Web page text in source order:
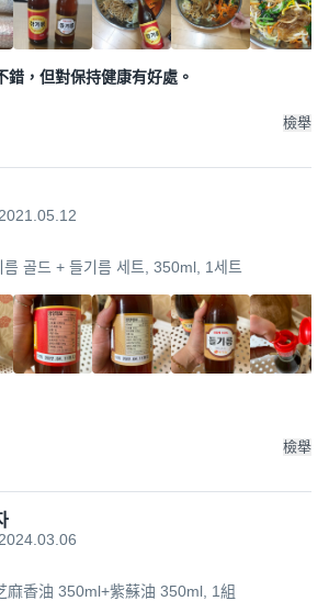
錯，但對保持健康有好處。
檢舉
2021.05.12
골드 + 들기름 세트, 350ml, 1세트
檢舉
2024.03.06
麻香油 350ml+紫蘇油 350ml, 1組